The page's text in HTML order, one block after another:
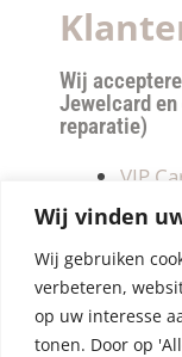
Wij vinden
Wij gebruiken
verbeteren,
op uw interesse
tonen. Door op
Wij
Jewelcard
reparatie)
VIP